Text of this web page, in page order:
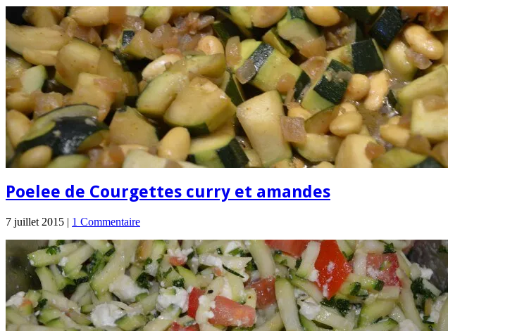
Poelee de Courgettes curry et amandes
7 juillet 2015 | 1 Commentaire